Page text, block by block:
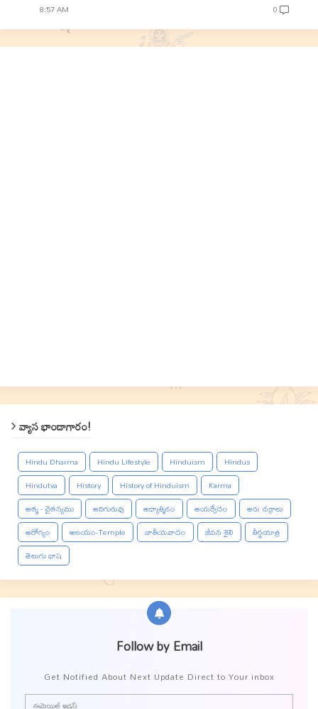
8:57 AM 0
వ్యాస భాండాగారం!
Hindu Dharma Hindu Lifestyle Hinduism
Hindus
Hindutva
History History of Hinduism
Karma
ఆత్మ - చైతన్యము
ఆదిగురువు ఆధ్యాత్మికం ఆయర్వేదం
ఆరు చక్రాలు
ఆరోగ్యం
ఆలయం-Temple జాతీయవాదం జీవన శైలి
తీర్థయాత్ర
తెలుగు భాష
Follow by Email
Get Notified About Next Update Direct to Your inbox